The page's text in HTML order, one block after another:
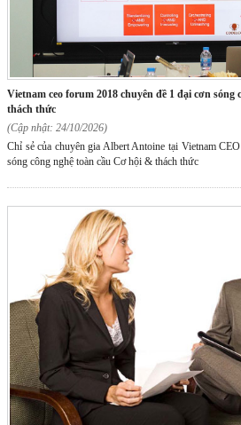
vietnam ceo forum 2018 chuyên đề 1 đại cơn sóng công nghệ toàn cầu cơ hội &
thách thức
(Cập nhật: 24/10/2026)
Chỉ sẻ của chuyên gia Albert Antoine tại Vietnam
sóng công nghệ toàn cầu Cơ hội & thách thức